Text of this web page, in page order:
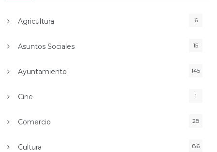
Agricultura 6
Asuntos Sociales 15
Ayuntamiento 145
Cine 1
Comercio 28
Cultura 86